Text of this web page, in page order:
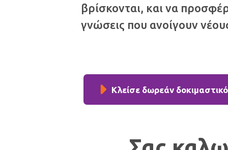
βρίσκονται, και να
γνώσεις που ανοίγουν
Κλείσε δωρεάν